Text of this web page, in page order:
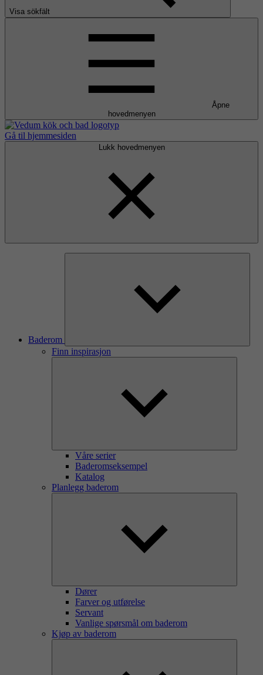
Visa sökfält
Åpne
hovedmenyen
Gå til hjemmesiden
Lukk hovedmenyen
Baderom
Finn inspirasjon
Våre serier
Baderomseksempel
Katalog
Planlegg baderom
Dører
Farver og utførelse
Servant
Vanlige spørsmål om baderom
Kjøp av baderom